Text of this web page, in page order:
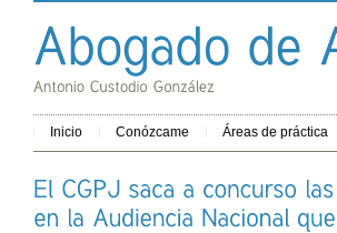
Inicio Conózcame Áreas de práctica